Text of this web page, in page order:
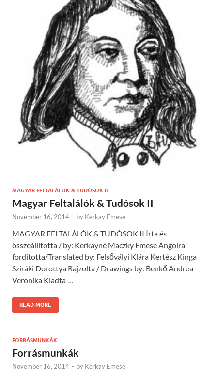
MAGYAR FELTALÁLOK & TUDÓSOK II
Magyar Feltalálók & Tudósok II
November 16, 2014 - by Kerkay Emese
MAGYAR FELTALÁLÓK & TUDÓSOK II Írta és
összeállította / by: Kerkayné Maczky Emese Angolra
fordította/Translated by: Felsővályi Klára Kertész Kinga
Sziráki Dorottya Rajzolta / Drawings by: Benkő Andrea
Veronika Kiadta …
READ MORE
FORRÁSMUNKÁK
Forrásmunkák
November 16, 2014 - by Kerkay Emese